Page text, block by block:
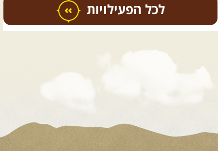
כל הפעילויות
טיולים מודרכים בארץ